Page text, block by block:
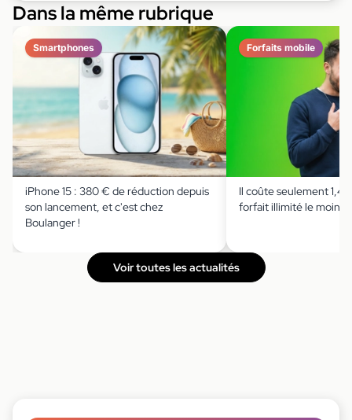
Dans la même rubrique
Smartphones
iPhone 15 : 380 € de réduction depuis
son lancement, et c'est chez
Boulanger !
Forfaits mobile
Il coûte seulement
forfait illimité le moins
Voir toutes les actualités